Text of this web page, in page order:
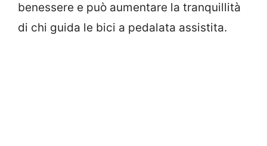
benessere e può aumentare la tranquillità
di chi guida le bici a pedalata assistita.